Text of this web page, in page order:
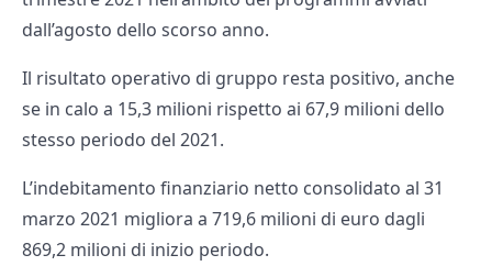
dall’agosto dello scorso anno.
Il risultato operativo di gruppo resta positivo, anche
se in calo a 15,3 milioni rispetto ai 67,9 milioni dello
stesso periodo del 2021.
L’indebitamento finanziario netto consolidato al 31
marzo 2021 migliora a 719,6 milioni di euro dagli
869,2 milioni di inizio periodo.